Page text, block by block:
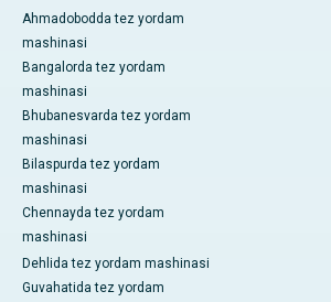
Ahmadobodda tez yordam
mashinasi
Bangalorda tez yordam
mashinasi
Bhubanesvarda tez yordam
mashinasi
Bilaspurda tez yordam
mashinasi
Chennayda tez yordam
mashinasi
Dehlida tez yordam mashinasi
Guvahatida tez yordam